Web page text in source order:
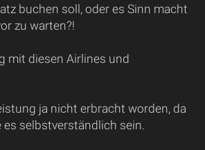
buchen soll, oder es Sinn macht
zu warten?!
mit diesen Airlines und
ja nicht erbracht worden, da
selbstverständlich sein.